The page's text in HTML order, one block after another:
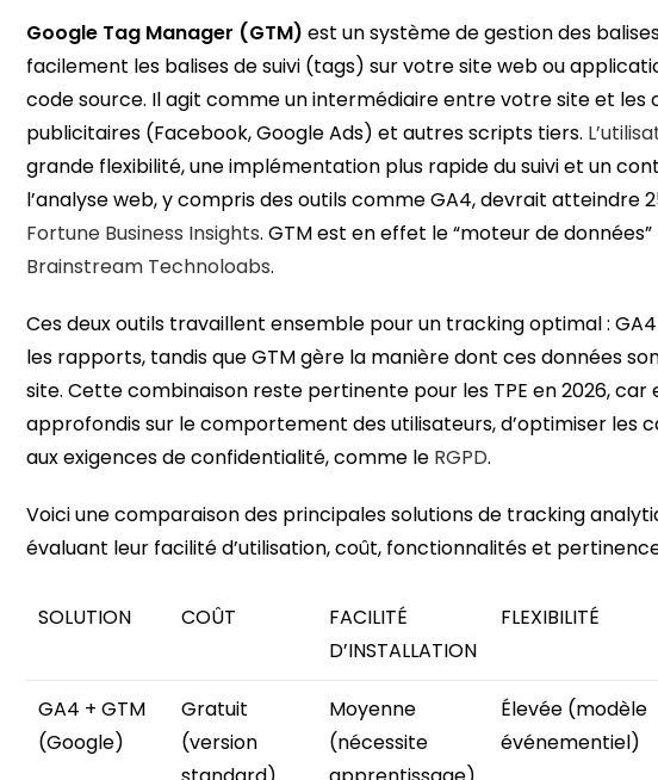
Google Tag Manager (GTM) est un système de gestion des
facilement les balises de suivi (tags) sur votre site web ou
code source. Il agit comme un intermédiaire entre votre site et les
publicitaires (Facebook, Google Ads) et autres scripts tiers.
grande flexibilité, une implémentation plus rapide du suivi et un
l’analyse web, y compris des outils comme GA4, devrait atteindre
Fortune Business Insights. GTM est en effet le “moteur de
Brainstream Technoloabs.
Ces deux outils travaillent ensemble pour un tracking optimal :
les rapports, tandis que GTM gère la manière dont ces données
site. Cette combinaison reste pertinente pour les TPE en 2026,
approfondis sur le comportement des utilisateurs, d’optimiser les
aux exigences de confidentialité, comme le RGPD.
Voici une comparaison des principales solutions de tracking
évaluant leur facilité d’utilisation, coût, fonctionnalités et
SOLUTION COÛT
FACILITÉ
D’INSTALLATION
FLEXIBILITÉ
GA4 + GTM
(Google)
Gratuit
(version
Moyenne
(nécessite
Élevée (modèle
événementiel)